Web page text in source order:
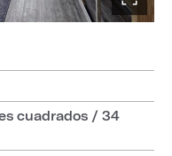
cuadrados / 34